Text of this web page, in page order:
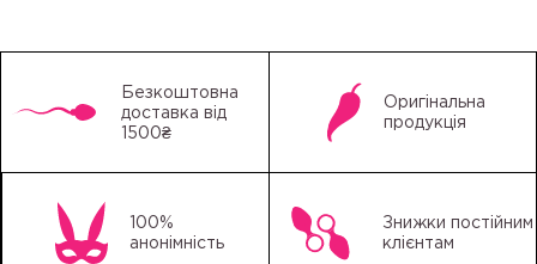
Безкоштовна
доставка від
1500₴
Оригінальна
продукція
100%
анонімність
Знижки постійним
клієнтам